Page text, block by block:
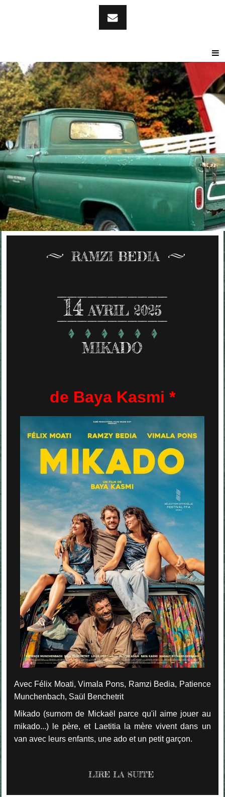
RAMZI BEDIA
14 AVRIL 2025
MIKADO
de Baya Kasmi *
Avec Félix Moati, Vimala Pons, Ramzi Bedia, Patience
Munchenbach, Saül Benchetrit
Mikado (surnom de Mickaël parce qu'il aime jouer au
mikado...) le père, et Laetitia la mère vivent dans un
van avec leurs enfants, une ado et un petit garçon.
LIRE LA SUITE